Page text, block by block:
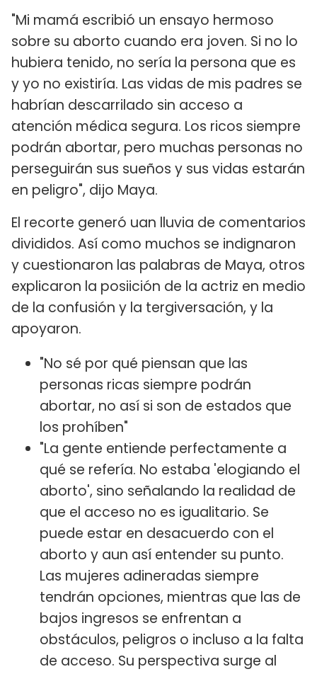
"Mi mamá escribió un ensayo hermoso
sobre su aborto cuando era joven. Si no lo
hubiera tenido, no sería la persona que es
y yo no existiría. Las vidas de mis padres se
habrían descarrilado sin acceso a
atención médica segura. Los ricos siempre
podrán abortar, pero muchas personas no
perseguirán sus sueños y sus vidas estarán
en peligro", dijo Maya.
El recorte generó uan lluvia de comentarios
divididos. Así como muchos se indignaron
y cuestionaron las palabras de Maya, otros
explicaron la posiición de la actriz en medio
de la confusión y la tergiversación, y la
apoyaron.
"No sé por qué piensan que las
personas ricas siempre podrán
abortar, no así si son de estados que
los prohíben"
"La gente entiende perfectamente a
qué se refería. No estaba 'elogiando el
aborto', sino señalando la realidad de
que el acceso no es igualitario. Se
puede estar en desacuerdo con el
aborto y aun así entender su punto.
Las mujeres adineradas siempre
tendrán opciones, mientras que las de
bajos ingresos se enfrentan a
obstáculos, peligros o incluso a la falta
de acceso. Su perspectiva surge al